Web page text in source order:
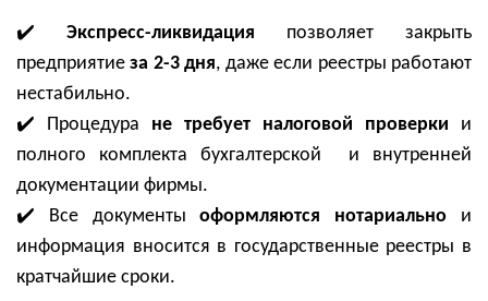
✔️ Экспресс-ликвидация позволяет закрыть
предприятиеза 2-3 дня, даже если реестры работают
нестабильно.
✔️ Процедура не требует налоговой проверки и
полного комплекта бухгалтерской и внутренней
документации фирмы.
✔️ Все документыоформляются нотариально и
информация вносится в государственные реестры в
кратчайшие сроки.